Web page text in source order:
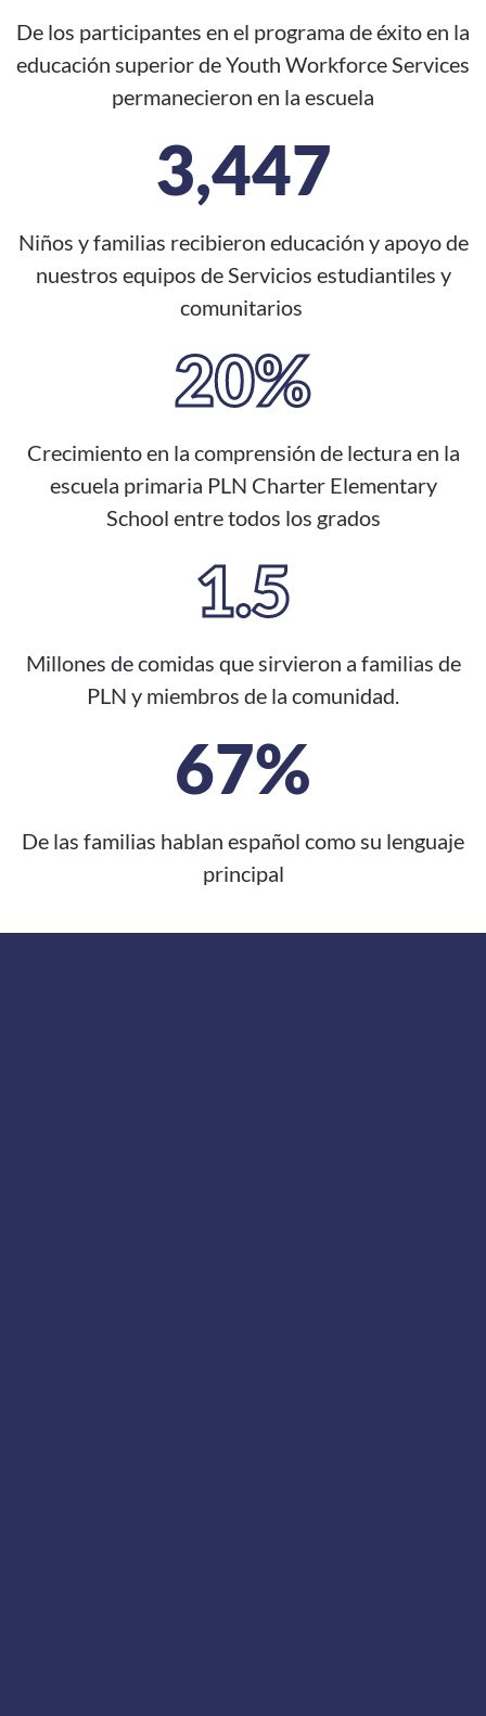
De los participantes en el programa de éxito en la
educación superior de Youth Workforce Services
permanecieron en la escuela
3,447
Niños y familias recibieron educación y apoyo de
nuestros equipos de Servicios estudiantiles y
comunitarios
20%
Crecimiento en la comprensión de lectura en la
escuela primaria PLN Charter Elementary
School entre todos los grados
1.5
Millones de comidas que sirvieron a familias de
PLN y miembros de la comunidad.
67%
De las familias hablan español como su lenguaje
principal